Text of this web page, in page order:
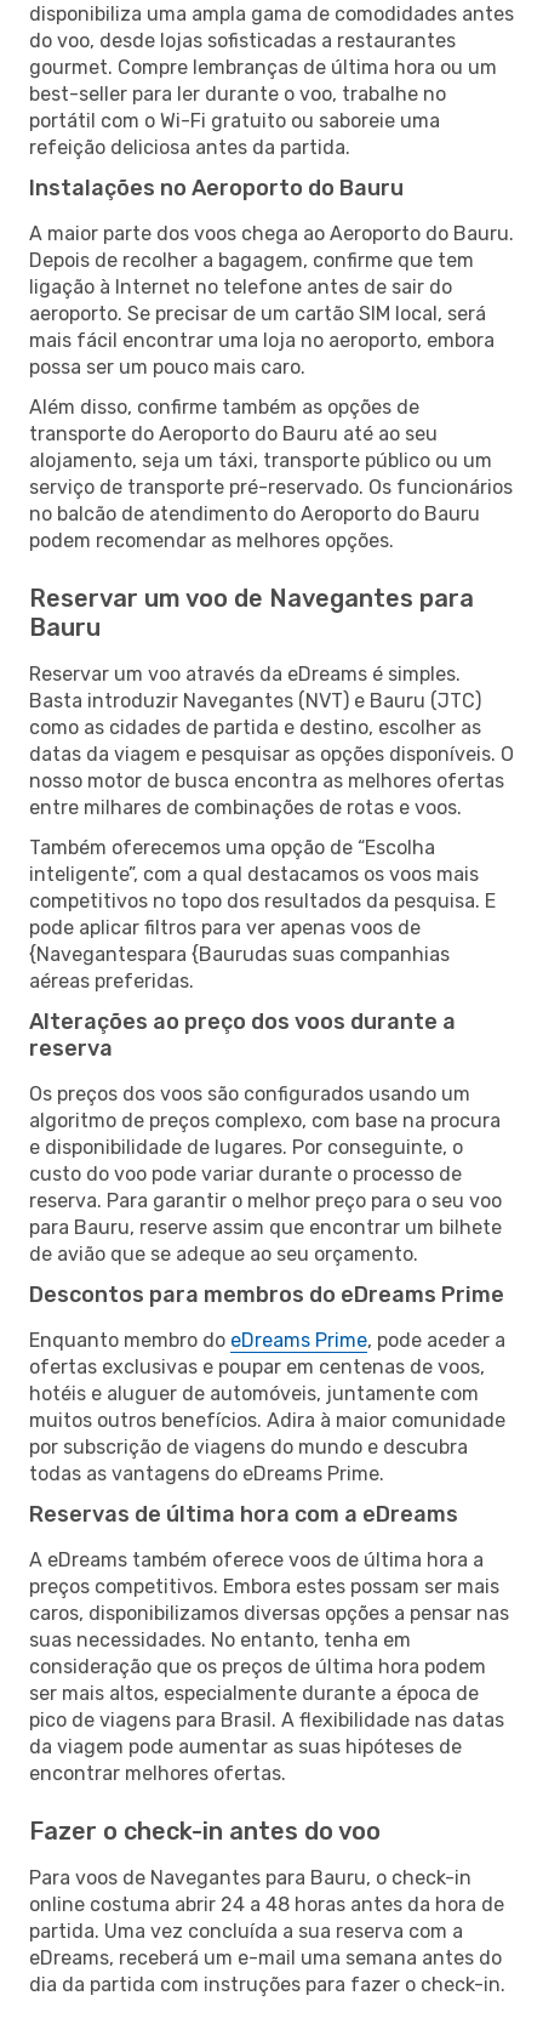
disponibiliza uma ampla gama de comodidades antes
do voo, desde lojas sofisticadas a restaurantes
gourmet. Compre lembranças de última hora ou um
best-seller para ler durante o voo, trabalhe no
portátil com o Wi-Fi gratuito ou saboreie uma
refeição deliciosa antes da partida.
Instalações no Aeroporto do Bauru
A maior parte dos voos chega ao Aeroporto do Bauru.
Depois de recolher a bagagem, confirme que tem
ligação à Internet no telefone antes de sair do
aeroporto. Se precisar de um cartão SIM local, será
mais fácil encontrar uma loja no aeroporto, embora
possa ser um pouco mais caro.
Além disso, confirme também as opções de
transporte do Aeroporto do Bauru até ao seu
alojamento, seja um táxi, transporte público ou um
serviço de transporte pré-reservado. Os funcionários
no balcão de atendimento do Aeroporto do Bauru
podem recomendar as melhores opções.
Reservar um voo de Navegantes para
Bauru
Reservar um voo através da eDreams é simples.
Basta introduzir Navegantes (NVT) e Bauru (JTC)
como as cidades de partida e destino, escolher as
datas da viagem e pesquisar as opções disponíveis. O
nosso motor de busca encontra as melhores ofertas
entre milhares de combinações de rotas e voos.
Também oferecemos uma opção de “Escolha
inteligente”, com a qual destacamos os voos mais
competitivos no topo dos resultados da pesquisa. E
pode aplicar filtros para ver apenas voos de
{Navegantespara {Baurudas suas companhias
aéreas preferidas.
Alterações ao preço dos voos durante a
reserva
Os preços dos voos são configurados usando um
algoritmo de preços complexo, com base na procura
e disponibilidade de lugares. Por conseguinte, o
custo do voo pode variar durante o processo de
reserva. Para garantir o melhor preço para o seu voo
para Bauru, reserve assim que encontrar um bilhete
de avião que se adeque ao seu orçamento.
Descontos para membros do eDreams Prime
Enquanto membro do eDreams Prime, pode aceder a
ofertas exclusivas e poupar em centenas de voos,
hotéis e aluguer de automóveis, juntamente com
muitos outros benefícios. Adira à maior comunidade
por subscrição de viagens do mundo e descubra
todas as vantagens do eDreams Prime.
Reservas de última hora com a eDreams
A eDreams também oferece voos de última hora a
preços competitivos. Embora estes possam ser mais
caros, disponibilizamos diversas opções a pensar nas
suas necessidades. No entanto, tenha em
consideração que os preços de última hora podem
ser mais altos, especialmente durante a época de
pico de viagens para Brasil. A flexibilidade nas datas
da viagem pode aumentar as suas hipóteses de
encontrar melhores ofertas.
Fazer o check-in antes do voo
Para voos de Navegantes para Bauru, o check-in
online costuma abrir 24 a 48 horas antes da hora de
partida. Uma vez concluída a sua reserva com a
eDreams, receberá um e-mail uma semana antes do
dia da partida com instruções para fazer o check-in.